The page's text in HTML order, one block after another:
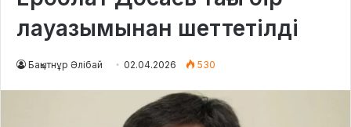
лауазымынан шеттетілді
Бақытнұр Әлібай 02.04.2026 530